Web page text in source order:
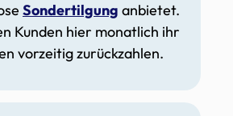
Sondertilgung anbietet.
Kunden hier monatlich ihr
vorzeitig zurückzahlen.